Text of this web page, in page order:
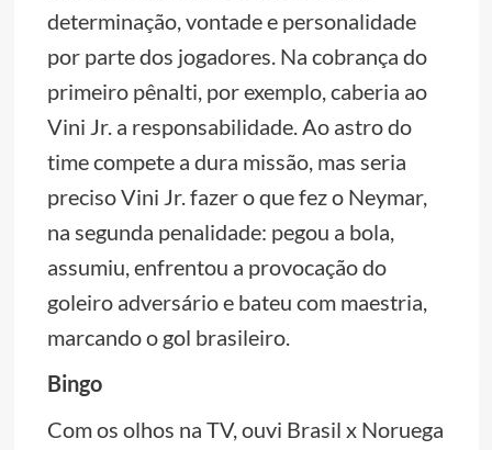
determinação, vontade e personalidade
por parte dos jogadores. Na cobrança do
primeiro pênalti, por exemplo, caberia ao
Vini Jr. a responsabilidade. Ao astro do
time compete a dura missão, mas seria
preciso Vini Jr. fazer o que fez o Neymar,
na segunda penalidade: pegou a bola,
assumiu, enfrentou a provocação do
goleiro adversário e bateu com maestria,
marcando o gol brasileiro.
Bingo
Com os olhos na TV, ouvi Brasil x Noruega